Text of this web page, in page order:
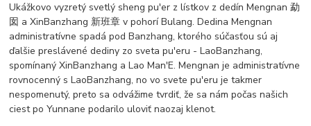
Ukážkovo vyzretý svetlý sheng pu'er z lístkov z dedín Mengnan 勐
囡 a XinBanzhang 新班章 v pohorí Bulang. Dedina Mengnan
administratívne spadá pod Banzhang, ktorého súčasťou sú aj
ďalšie preslávené dediny zo sveta pu'eru - LaoBanzhang,
spomínaný XinBanzhang a Lao Man'E. Mengnan je administratívne
rovnocenný s LaoBanzhang, no vo svete pu'eru je takmer
nespomenutý, preto sa odvážime tvrdiť, že sa nám počas našich
ciest po Yunnane podarilo uloviť naozaj klenot.